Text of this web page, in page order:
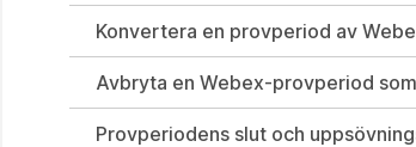
Konvertera en provperiod av
Avbryta en Webex-provperiod
Provperiodens slut och